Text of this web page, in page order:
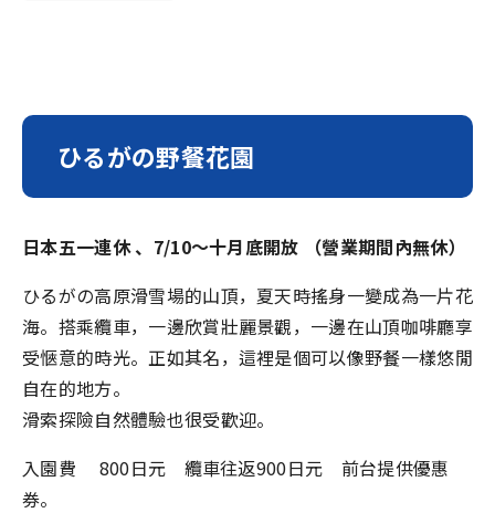
ひるがの野餐花園
日本五一連休 、7/10～十月底開放 （營業期間內無休）
ひるがの高原滑雪場的山頂，夏天時搖身一變成為一片花
海。搭乘纜車，一邊欣賞壯麗景觀，一邊在山頂咖啡廳享
受愜意的時光。正如其名，這裡是個可以像野餐一樣悠閒
自在的地方。
滑索探險自然體驗也很受歡迎。
入園費 800日元 纜車往返900日元 前台提供優惠
券。